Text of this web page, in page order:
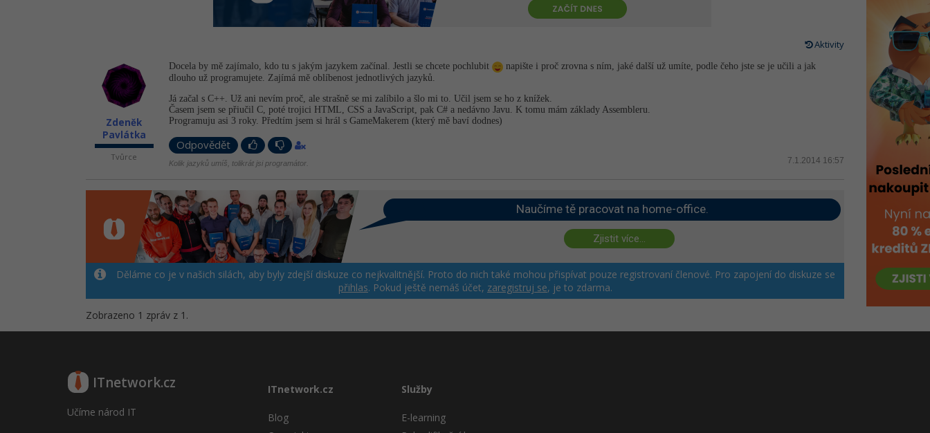
Aktivity
Zdeněk
Pavlátka
Tvůrce
Docela by mě zajímalo, kdo tu s jakým jazykem začínal. Jestli se chcete pochlubit
napište i proč zrovna s ním, jaké další už umíte, podle čeho jste se je učili a jak
dlouho už programujete. Zajímá mě oblíbenost jednotlivých jazyků.
Já začal s C++. Už ani nevím proč, ale strašně se mi zalíbilo a šlo mi to. Učil jsem se ho z knížek.
Časem jsem se přiučil C, poté trojici HTML, CSS a JavaScript, pak C# a nedávno Javu. K tomu mám základy Assembleru.
Programuju asi 3 roky. Předtím jsem si hrál s GameMakerem (který mě baví dodnes)
Odpovědět
7.1.2014 16:57
Kolik jazyků umíš, tolikrát jsi programátor.
Naučíme tě pracovat na home-office.
Zjistit více...
Děláme co je v našich silách, aby byly zdejší diskuze co nejkvalitnější. Proto do nich také mohou přispívat pouze registrovaní členové. Pro zapojení do diskuze se
přihlas. Pokud ještě nemáš účet, zaregistruj se, je to zdarma.
Zobrazeno 1 zpráv z 1.
ITnetwork.cz
Učíme národ IT
ITnetwork.cz
Blog
Služby
E-learning